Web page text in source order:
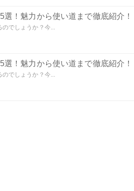
！魅力から使い道まで徹底紹介！
でしょうか？今...
！魅力から使い道まで徹底紹介！
でしょうか？今...